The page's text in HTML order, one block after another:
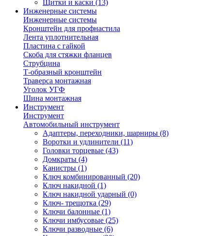
Щитки и каски (13)
Инженерные системы
Инженерные системы
Кронштейн для профнастила
Лента уплотнительная
Пластина с гайкой
Скоба для стяжки фланцев
Струбцина
Т-образный кронштейн
Траверса монтажная
Уголок УГФ
Шина монтажная
Инструмент
Инструмент
Автомобильный инструмент
Адаптеры, переходники, шарниры (8)
Воротки и удлинители (11)
Головки торцевые (43)
Домкраты (4)
Канистры (1)
Ключ комбинированный (20)
Ключ накидной (1)
Ключ накидной ударный (0)
Ключ- трещотка (29)
Ключи балонные (1)
Ключи имбусовые (25)
Ключи разводные (6)